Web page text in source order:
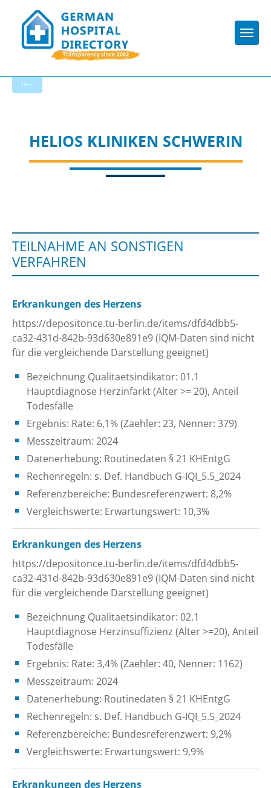
HELIOS KLINIKEN SCHWERIN
TEILNAHME AN SONSTIGEN
VERFAHREN
Erkrankungen des Herzens
https://depositonce.tu-berlin.de/items/dfd4dbb5-
ca32-431d-842b-93d630e891e9 (IQM-Daten sind nicht
für die vergleichende Darstellung geeignet)
Bezeichnung Qualitaetsindikator: 01.1
Hauptdiagnose Herzinfarkt (Alter >= 20), Anteil
Todesfälle
Ergebnis: Rate: 6,1% (Zaehler: 23, Nenner: 379)
Messzeitraum: 2024
Datenerhebung: Routinedaten § 21 KHEntgG
Rechenregeln: s. Def. Handbuch G-IQI_5.5_2024
Referenzbereiche: Bundesreferenzwert: 8,2%
Vergleichswerte: Erwartungswert: 10,3%
Erkrankungen des Herzens
https://depositonce.tu-berlin.de/items/dfd4dbb5-
ca32-431d-842b-93d630e891e9 (IQM-Daten sind nicht
für die vergleichende Darstellung geeignet)
Bezeichnung Qualitaetsindikator: 02.1
Hauptdiagnose Herzinsuffizienz (Alter >=20), Anteil
Todesfälle
Ergebnis: Rate: 3,4% (Zaehler: 40, Nenner: 1162)
Messzeitraum: 2024
Datenerhebung: Routinedaten § 21 KHEntgG
Rechenregeln: s. Def. Handbuch G-IQI_5.5_2024
Referenzbereiche: Bundesreferenzwert: 9,2%
Vergleichswerte: Erwartungswert: 9,9%
Erkrankungen des Herzens